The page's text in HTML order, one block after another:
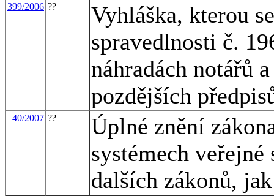
399/2006 ??
Vyhláška, kterou
spravedlnosti č.
náhradách notářů
pozdějších
40/2007 ??
Úplné znění
systémech
dalších zákonů,